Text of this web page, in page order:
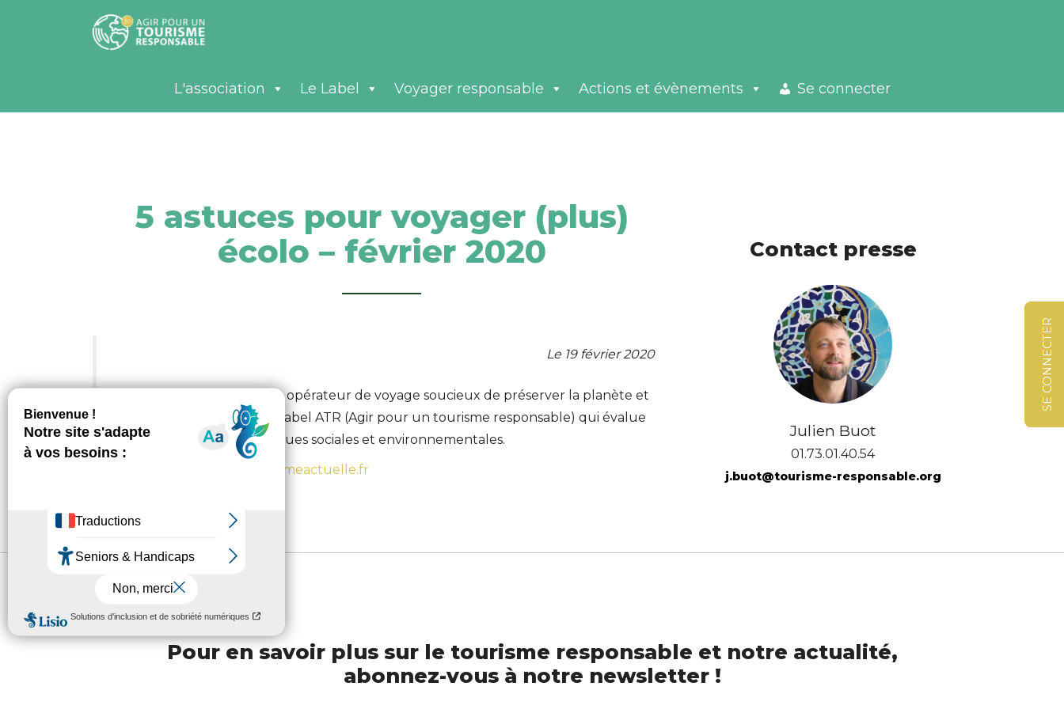
SE CONNECTER
L'association Le Label Voyager responsable Actions et évènements Se connecter
5 astuces pour voyager (plus)
écolo – février 2020
Le 19 février 2020
Et pour vous adresser à un opérateur de voyage soucieux de préserver la planète et
ses habitants, fiez-vous au label ATR (Agir pour un tourisme responsable) qui évalue
et certifie les bonnes pratiques sociales et environnementales.
femmeactuelle.fr
Contact presse
Julien Buot
01.73.01.40.54
j.buot@tourisme-responsable.org
Pour en savoir plus sur le tourisme responsable et notre actualité,
abonnez-vous à notre newsletter !